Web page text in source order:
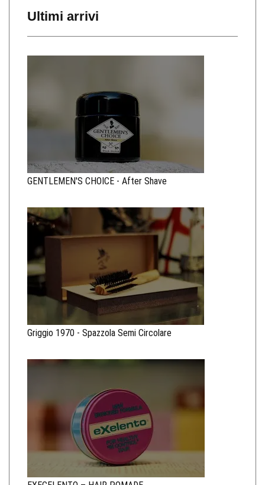
Ultimi arrivi
GENTLEMEN'S CHOICE - After Shave
Griggio 1970 - Spazzola Semi Circolare